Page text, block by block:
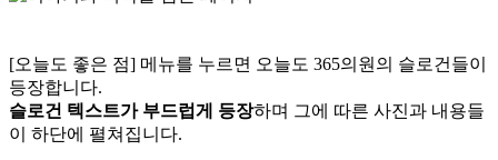
[오늘도 좋은 점] 메뉴를 누르면 오늘도 365의원의 슬로건들이
등장합니다.
슬로건 텍스트가 부드럽게 등장하며 그에 따른 사진과 내용들
이 하단에 펼쳐집니다.